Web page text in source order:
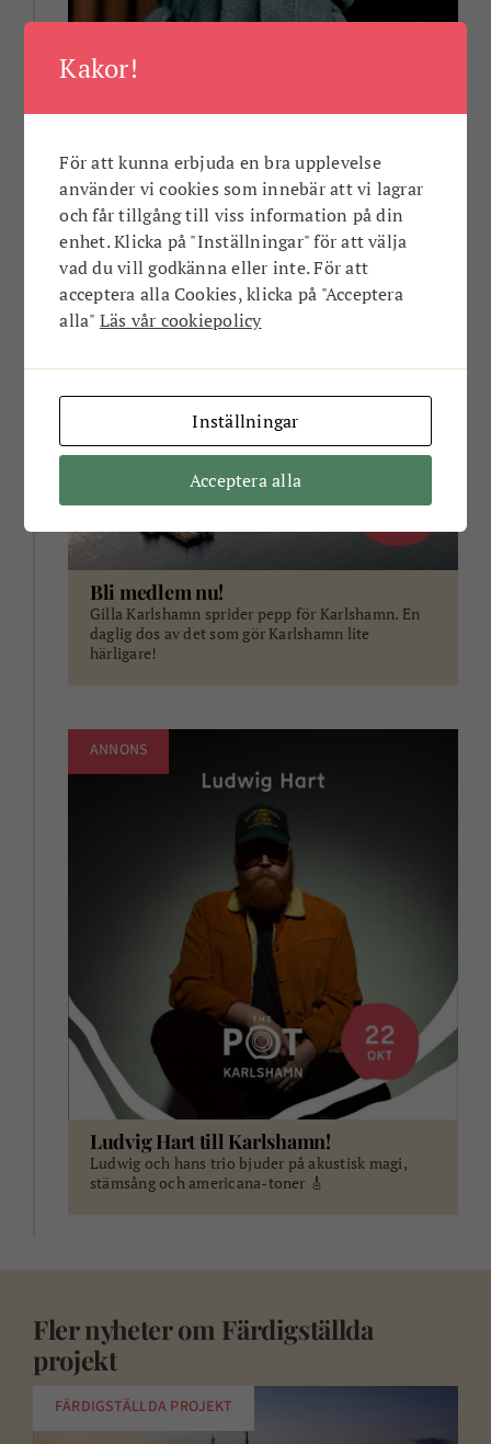
Sommarlovsspa för familjen
Vecka 26–32 Spa för alla åldrar. Njut av
ANNONS
Bli medlem nu!
Gilla Karlshamn sprider pepp för Karlshamn. En
daglig dos av det som gör Karlshamn lite
härligare!
ANNONS
Ludvig Hart till Karlshamn!
Ludwig och hans trio bjuder på akustisk magi,
stämsång och americana-toner 🎸
Fler nyheter om Färdigställda
projekt
FÄRDIGSTÄLLDA PROJEKT
Kakor!
För att kunna erbjuda en bra upplevelse
använder vi cookies som innebär att vi lagrar
och får tillgång till viss information på din
enhet. Klicka på "Inställningar" för att välja
vad du vill godkänna eller inte. För att
acceptera alla Cookies, klicka på "Acceptera
alla" Läs vår cookiepolicy
Inställningar
Acceptera alla